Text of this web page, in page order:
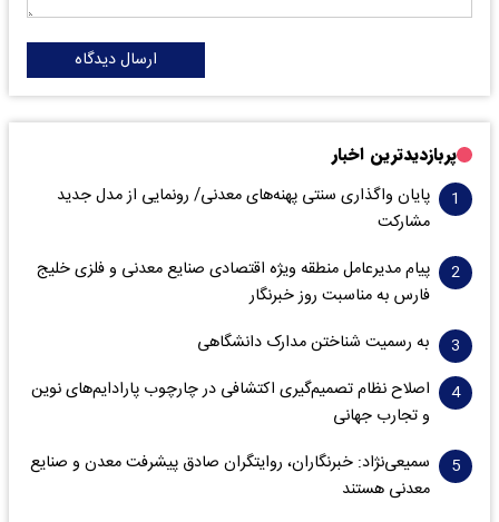
ارسال دیدگاه
پربازدیدترین اخبار
پایان واگذاری‌ سنتی پهنه‌های معدنی/ رونمایی از مدل جدید
مشارکت
پیام مدیرعامل منطقه ویژه اقتصادی صنایع معدنی و فلزی خلیج
فارس به مناسبت روز خبرنگار‌
به رسمیت شناختن مدارک دانشگاهی
اصلاح نظام تصمیم‌گیری اکتشافی در چارچوب پارادایم‌های نوین
و تجارب جهانی
سمیعی‌نژاد: خبرنگاران، روایتگران صادق پیشرفت معدن و صنایع
معدنی هستند